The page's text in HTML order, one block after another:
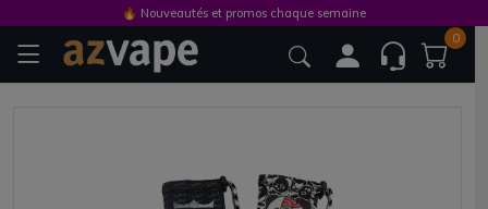
0
🔥 Nouveautés et promos chaque semaine